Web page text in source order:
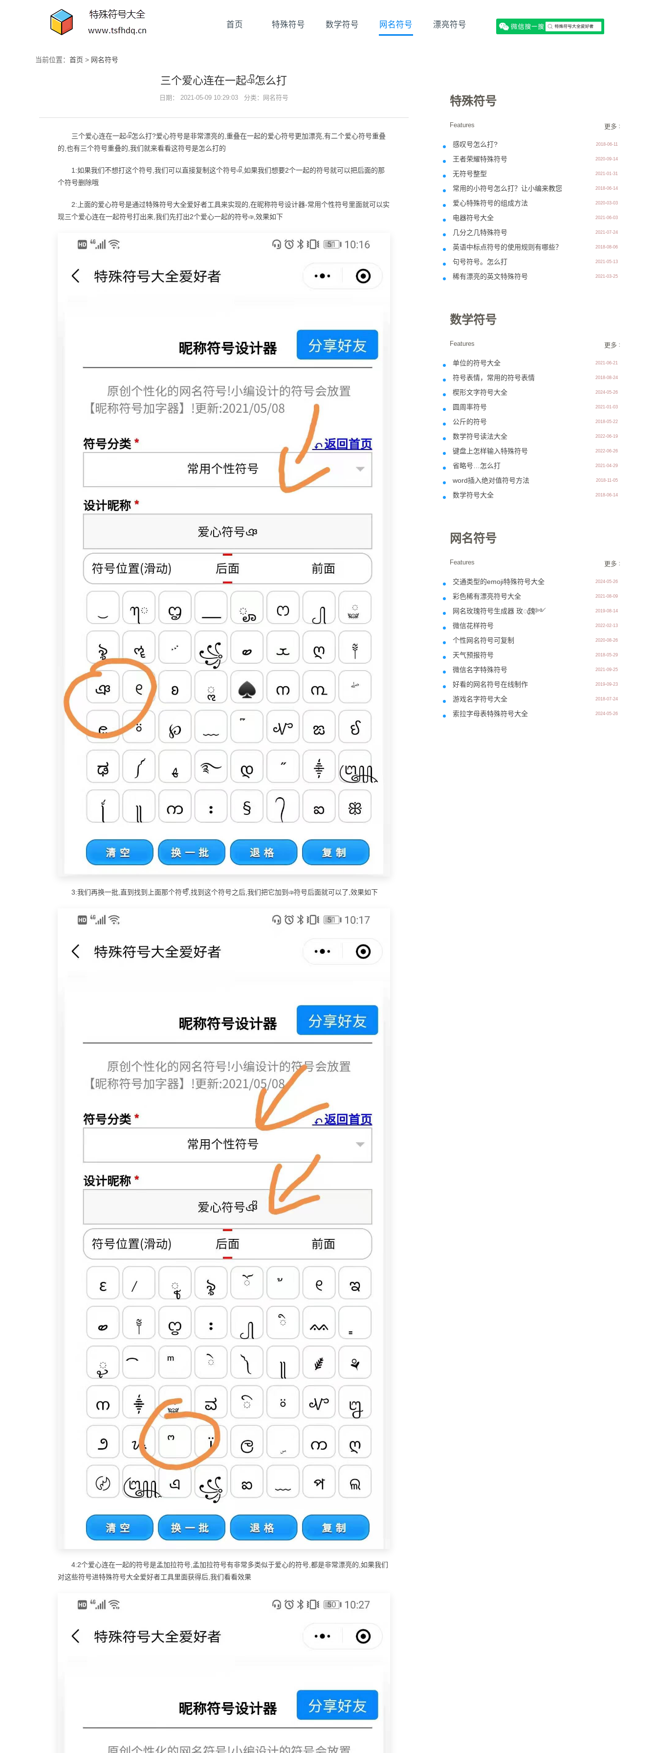
首页 特殊符号 数学符号 网名符号 漂亮符号
当前位置： 首页 > 网名符号
三个爱心连在一起ঞᩚ怎么打
日期： 2021-05-09 10:29:03 分类： 网名符号
三个爱心连在一起ঞᩚ怎么打?爱心符号是非常漂亮的,重叠在一起的爱心符号更加漂亮,有二个爱心符号重叠
的,也有三个符号重叠的,我们就来看看这符号是怎么打的
1:如果我们不想打这个符号,我们可以直接复制这个符号ঞᩚ,如果我们想要2个一起的符号就可以把后面的那
个符号删除哦
2:上面的爱心符号是通过特殊符号大全爱好者工具来实现的,在昵称符号设计器-常用个性符号里面就可以实
现三个爱心连在一起符号打出来,我们先打出2个爱心一起的符号ঞ,效果如下
3:我们再换一批,直到找到上面那个符号ᩚ,找到这个符号之后,我们把它加到ঞ符号后面就可以了,效果如下
4:2个爱心连在一起的符号是孟加拉符号,孟加拉符号有非常多类似于爱心的符号,都是非常漂亮的,如果我们
对这些符号进特殊符号大全爱好者工具里面获得后,我们看看效果
特殊符号
Features 更多 >>
感叹号怎么打? 2018-06-11
王者荣耀特殊符号 2020-09-14
无符号整型 2021-01-31
常用的小符号怎么打？让小编来教您 2018-06-14
爱心特殊符号的组成方法 2020-03-03
电器符号大全 2021-06-03
几分之几特殊符号 2021-07-24
英语中标点符号的使用规则有哪些？ 2018-08-06
句号符号。怎么打 2021-05-13
稀有漂亮的英文特殊符号 2021-03-25
数学符号
Features 更多 >>
单位的符号大全 2021-06-21
符号表情，常用的符号表情 2018-08-24
楔形文字符号大全 2024-05-26
圆周率符号 2021-01-03
公斤的符号 2018-05-22
数学符号读法大全 2022-06-19
键盘上怎样输入特殊符号 2022-06-26
省略号…怎么打 2021-04-29
word插入绝对值符号方法 2018-11-05
数学符号大全 2018-06-14
网名符号
Features 更多 >>
交通类型的emoji特殊符号大全 2024-05-26
彩色稀有漂亮符号大全 2021-08-09
网名玫瑰符号生成器 玫ꦿ瑰༻ 2019-08-14
微信花样符号 2022-02-13
个性网名符号可复制 2020-08-26
天气预报符号 2018-05-29
微信名字特殊符号 2021-09-25
好看的网名符号在线制作 2019-09-23
游戏名字符号大全 2018-07-24
索拉字母表特殊符号大全 2024-05-26